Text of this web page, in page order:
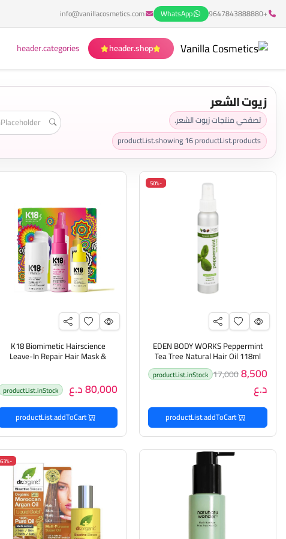
+9647843888880
WhatsApp
info@vanillacosmetics.com
header.shop
header.categories
زيوت الشعر
تصفحي منتجات زيوت الشعر.
productList.showing16productList.products
-50%
EDEN BODY WORKS Peppermint
Tea Tree Natural Hair Oil 118ml
ايدين بودي ووركس زيت الشعر
الطبيعي بخلاصة النعناع وشجرة
الشاي, مغذي و مرطب للشعر و
8,500
د.ع
17,000
productList.inStock
productList.addToCart
K18 Biomimetic Hairscience
Leave-In Repair Hair Mask &
مجموعة العناية بالشعر80,000 د.ع productList.inStock
productList.addToCart
-63%